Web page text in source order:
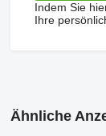
Indem Sie
Ihre
Ähnliche